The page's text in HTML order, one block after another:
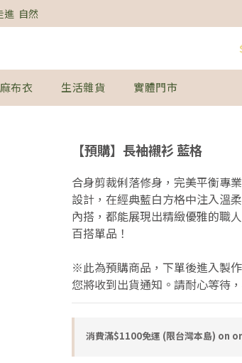
進  自然
布衣 生活雜貨 實體門市
【預購】長袖襯衫 藍格
合身剪裁俐落修身，完美平衡專
設計，在經典藍白方格中注入溫
內搭，都能展現出精緻優雅的職
百搭單品！
※此為預購商品，下單後進入製
您將收到出貨通知。請耐心等待
消費滿$1100免運 (限台灣本島) on